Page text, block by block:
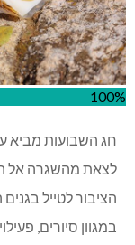
100%
חג השבועות מביא
לצאת מהשגרה אל
הציבור לטייל
במגוון סיורים,